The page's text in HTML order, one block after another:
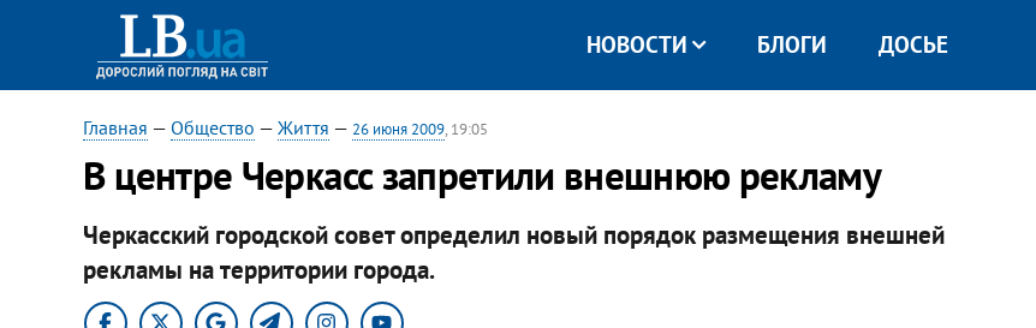
НОВОСТИ БЛОГИ ДОСЬЕ
Главная — Общество — Життя — 26 июня 2009, 19:05
В центре Черкасс запретили внешнюю рекламу
Черкасский городской совет определил новый порядок размещения внешней
рекламы на территории города.